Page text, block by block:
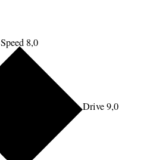
Speed 8,0
Drive 9,0